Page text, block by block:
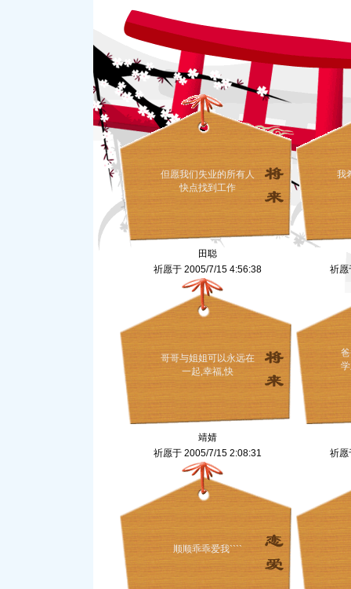
但愿我们失业的所有人
快点找到工作
田聪
祈愿于 2005/7/15 4:56:38
我
祈愿
哥哥与姐姐可以永远在
一起,幸福,快
靖婧
祈愿于 2005/7/15 2:08:31
祈愿
顺顺乖乖爱我````